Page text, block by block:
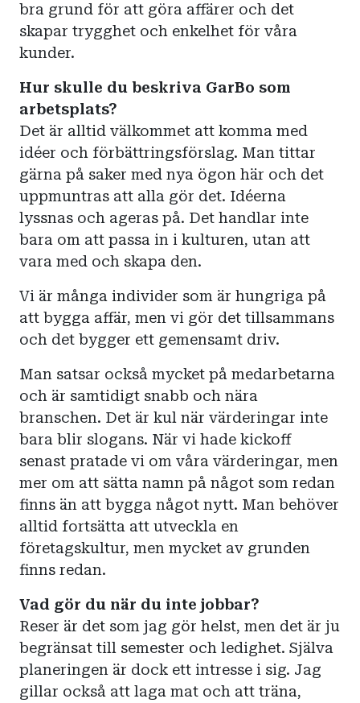
bra grund för att göra affärer och det
skapar trygghet och enkelhet för våra
kunder.
Hur skulle du beskriva GarBo som
arbetsplats?
Det är alltid välkommet att komma med
idéer och förbättringsförslag. Man tittar
gärna på saker med nya ögon här och det
uppmuntras att alla gör det. Idéerna
lyssnas och ageras på. Det handlar inte
bara om att passa in i kulturen, utan att
vara med och skapa den.
Vi är många individer som är hungriga på
att bygga affär, men vi gör det tillsammans
och det bygger ett gemensamt driv.
Man satsar också mycket på medarbetarna
och är samtidigt snabb och nära
branschen. Det är kul när värderingar inte
bara blir slogans. När vi hade kickoff
senast pratade vi om våra värderingar, men
mer om att sätta namn på något som redan
finns än att bygga något nytt. Man behöver
alltid fortsätta att utveckla en
företagskultur, men mycket av grunden
finns redan.
Vad gör du när du inte jobbar?
Reser är det som jag gör helst, men det är ju
begränsat till semester och ledighet. Själva
planeringen är dock ett intresse i sig. Jag
gillar också att laga mat och att träna,